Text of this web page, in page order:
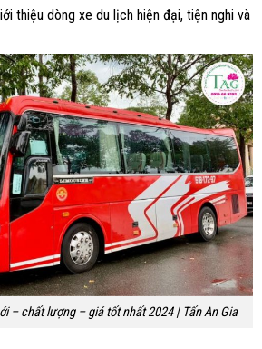
thiệu dòng xe du lịch hiện đại, tiện nghi và
– chất lượng – giá tốt nhất 2024 | Tấn An Gia